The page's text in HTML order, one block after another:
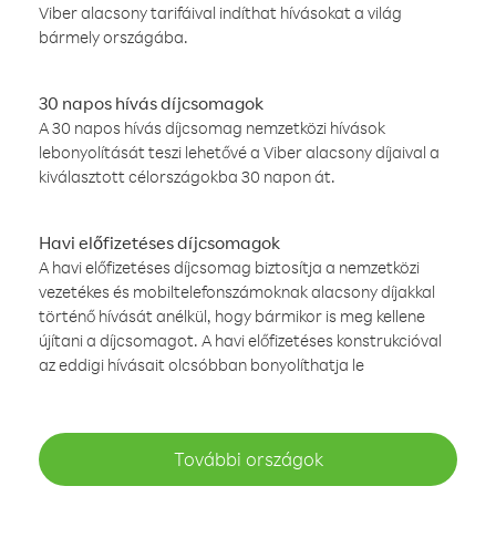
Viber alacsony tarifáival indíthat hívásokat a világ
bármely országába.
30 napos hívás díjcsomagok
A 30 napos hívás díjcsomag nemzetközi hívások
lebonyolítását teszi lehetővé a Viber alacsony díjaival a
kiválasztott célországokba 30 napon át.
Havi előfizetéses díjcsomagok
A havi előfizetéses díjcsomag biztosítja a nemzetközi
vezetékes és mobiltelefonszámoknak alacsony díjakkal
történő hívását anélkül, hogy bármikor is meg kellene
újítani a díjcsomagot. A havi előfizetéses konstrukcióval
az eddigi hívásait olcsóbban bonyolíthatja le
További országok